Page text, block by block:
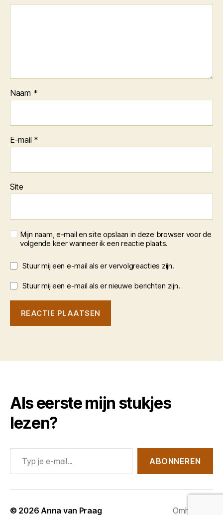
Naam *
E-mail *
Site
Mijn naam, e-mail en site opslaan in deze browser voor de
volgende keer wanneer ik een reactie plaats.
Stuur mij een e-mail als er vervolgreacties zijn.
Stuur mij een e-mail als er nieuwe berichten zijn.
Als eerste mijn stukjes
lezen?
Typ je e-mail...
ABONNEREN
© 2026Anna van Praag Omhoog